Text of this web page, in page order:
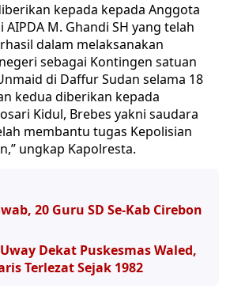
kepada kepada Anggota
M. Ghandi SH yang telah
dalam melaksanakan
sebagai Kontingen satuan
di Daffur Sudan selama 18
kedua diberikan kepada
Kidul, Brebes yakni saudara
membantu tugas Kepolisian
ungkap Kapolresta.
20 Guru SD Se-Kab Cirebon
Dekat Puskesmas Waled,
Terlezat Sejak 1982